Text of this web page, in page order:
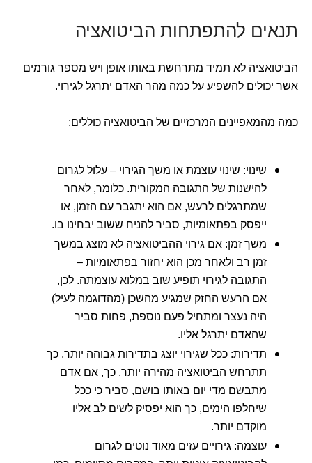
תנאים להתפתחות הביטואציה
הביטואציה לא תמיד מתרחשת באותו אופן ויש מספר גורמים
אשר יכולים להשפיע על כמה מהר האדם יתרגל לגירוי.
כמה מהמאפיינים המרכזיים של הביטואציה כוללים:
שינוי: שינוי עוצמת או משך הגירוי – עלול לגרום
להישנות של התגובה המקורית. כלומר, לאחר
שמתרגלים לרעש, אם הוא יתגבר עם הזמן, או
ייפסק בפתאומיות, סביר להניח ששוב יבחינו בו.
משך זמן: אם גירוי ההביטואציה לא מוצג במשך
זמן רב ולאחר מכן הוא יחזור בפתאומיות –
התגובה לגירוי תופיע שוב במלוא עוצמתה. לכן,
אם הרעש החזק שמגיע מהשכן (מהדוגמה לעיל)
היה נעצר ומתחיל פעם נוספת, פחות סביר
שהאדם יתרגל אליו.
תדירות: ככל שגירוי יוצג בתדירות גבוהה יותר, כך
תתרחש הביטואציה מהירה יותר. כך, אם אדם
מתבשם מדי יום באותו בושם, סביר כי ככל
שיחלפו הימים, כך הוא יפסיק לשים לב אליו
מוקדם יותר.
עוצמה: גירויים עזים מאוד נוטים לגרום